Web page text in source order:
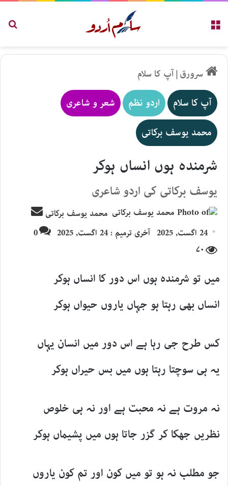
سرورق|آپ کا سلام
آپ کا سلام اردو نظم شعر و شاعری
محمد یوسف برکاتی
شرمندہ ہوں انساں ہوکر
یوسف برکاتی کی اردو شاعری
محمد یوسف برکاتی
Send
24 اگست, 2025 آخری ترمیم : 24 اگست, 2025
0
۷۰
میں تو شرمندہ ہوں اس دور کا انساں ہوکر
انساں بھی رہتا ہو جہاں یاروں حیواں ہوکر
کس طرح جی رہا ہے اس دور میں انسان یہاں
یہ ہی سوچتا رہتا ہوں میں بس حیراں ہوکر
نہ مروت ہے نہ محبت ہے اور نہ ہی خلوص
نظریں جھکا کر گزر جاتا ہوں میں پشیماں ہوکر
جو مطلب نہ ہو تو میں کون اور تم کون یاروں